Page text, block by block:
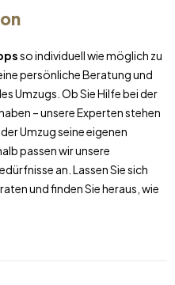
so individuell wie möglich zu
persönliche Beratung und
Umzugs. Ob Sie Hilfe bei der
– unsere Experten stehen
Umzug seine eigenen
passen wir unsere
an. Lassen Sie sich
und finden Sie heraus, wie